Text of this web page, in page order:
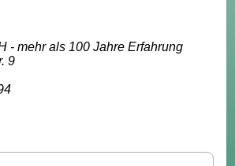
- mehr als 100 Jahre Erfahrung
9